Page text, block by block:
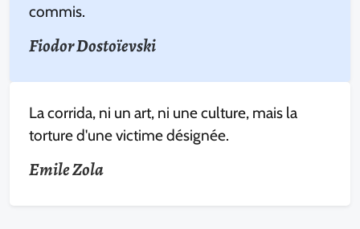
commis.
Fiodor Dostoïevski
La corrida, ni un art, ni une culture, mais la
torture d'une victime désignée.
Emile Zola